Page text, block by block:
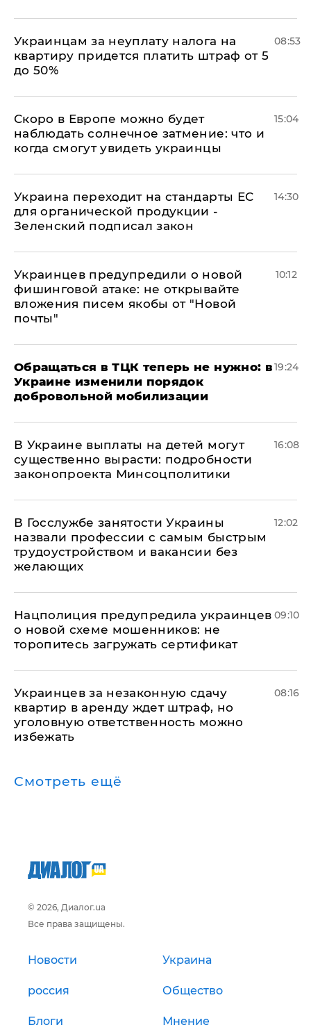
Украинцам за неуплату налога на
квартиру придется платить штраф от 5
до 50%
08:53
Скоро в Европе можно будет
наблюдать солнечное затмение: что и
когда смогут увидеть украинцы
15:04
Украина переходит на стандарты ЕС
для органической продукции -
Зеленский подписал закон
14:30
Украинцев предупредили о новой
фишинговой атаке: не открывайте
вложения писем якобы от "Новой
почты"
10:12
Обращаться в ТЦК теперь не нужно: в
Украине изменили порядок
добровольной мобилизации
19:24
В Украине выплаты на детей могут
существенно вырасти: подробности
законопроекта Минсоцполитики
16:08
В Госслужбе занятости Украины
назвали профессии с самым быстрым
трудоустройством и вакансии без
желающих
12:02
Нацполиция предупредила украинцев
о новой схеме мошенников: не
торопитесь загружать сертификат
09:10
Украинцев за незаконную сдачу
квартир в аренду ждет штраф, но
уголовную ответственность можно
избежать
08:16
Смотреть ещё
© 2026, Диалог.ua
Все права защищены.
Новости Украина
россия Общество
Блоги Мнение